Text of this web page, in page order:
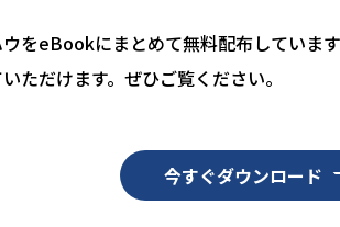
をeBookにまとめて無料配布していま
ただけます。ぜひご覧ください。
今すぐダウンロード